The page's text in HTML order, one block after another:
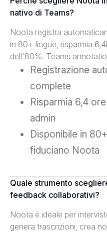
nativo di Teams?
Noota registra
in 80+ lingue, risparmia
dell'80%. Teams
Registrazione
complete
Risparmia 6,4
admin
Disponibile in
fiduciano Noota
Quale strumento
feedback collaborativi?
Noota è ideale per
genera trascrizioni, crea